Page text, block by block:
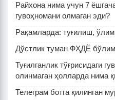
Райхона нима учун 7
гувоҳномани олмаган эди?
Рақамларда: туғилиш,
Дўстлик туман ФҲДЁ
Туғилганлик тўғрисидаги
олинмаган ҳолларда нима
Телеграм ботга қилинган